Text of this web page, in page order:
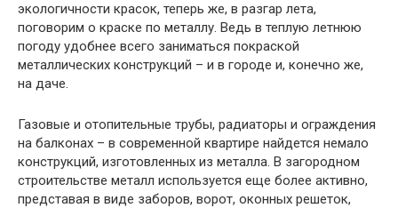
экологичности красок, теперь же, в разгар лета,
поговорим о краске по металлу. Ведь в теплую летнюю
погоду удобнее всего заниматься покраской
металлических конструкций – и в городе и, конечно же,
на даче.
Газовые и отопительные трубы, радиаторы и ограждения
на балконах – в современной квартире найдется немало
конструкций, изготовленных из металла. В загородном
строительстве металл используется еще более активно,
представая в виде заборов, ворот, оконных решеток,